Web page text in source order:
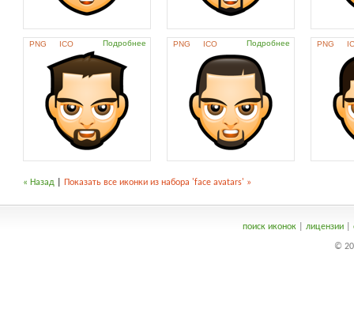
PNG ICO Подробнее PNG ICO Подробнее PNG
« Назад Показать все иконки из набора 'face avatars' »
поиск иконок| лицензии|
©